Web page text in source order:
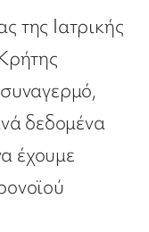
της Ιατρικής
δεδομένα
έχουμε